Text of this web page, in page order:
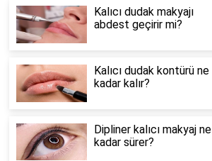
Kalıcı dudak makyajı
abdest geçirir mi?
Kalıcı dudak kontürü ne
kadar kalır?
Dipliner kalıcı makyaj ne
kadar sürer?